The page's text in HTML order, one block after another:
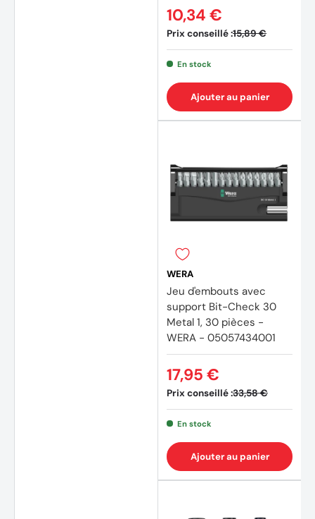
Prix conseillé :15,89 €
10,34 €
En stock
Ajouter au panier
WERA
Jeu d'embouts avec
support Bit-Check 30
Metal 1, 30 pièces -
WERA - 05057434001
Prix conseillé :33,58 €
17,95 €
En stock
Ajouter au panier